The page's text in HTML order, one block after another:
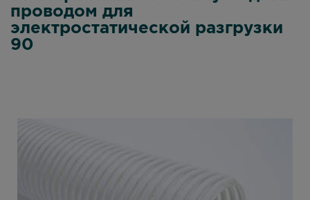
проводом для
электростатической разгрузки
90